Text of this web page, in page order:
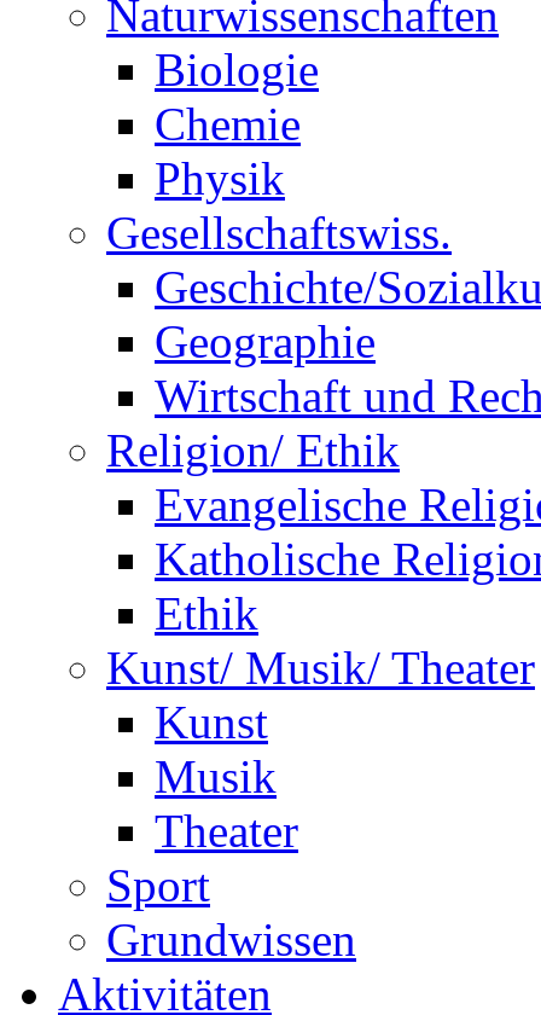
Naturwissenschaften
Biologie
Chemie
Physik
Gesellschaftswiss.
Geschichte/
Geographie
Wirtschaft und
Religion/ Ethik
Evangelische
Katholische
Ethik
Kunst/ Musik/ Theater
Kunst
Musik
Theater
Sport
Grundwissen
Aktivitäten